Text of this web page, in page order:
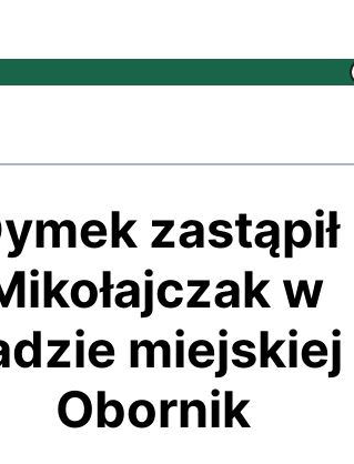
zastąpił
w
miejskiej
Obornik